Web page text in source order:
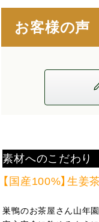
お客様の声
素材へのこだわり
【国産100%】生姜茶
巣鴨のお茶屋さん山年園